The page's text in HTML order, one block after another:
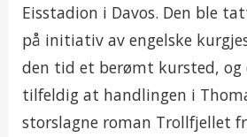
Eisstadion i Davos. Den ble
på initiativ av engelske
den tid et berømt kursted, og
tilfeldig at handlingen i
storslagne roman Trollfjellet